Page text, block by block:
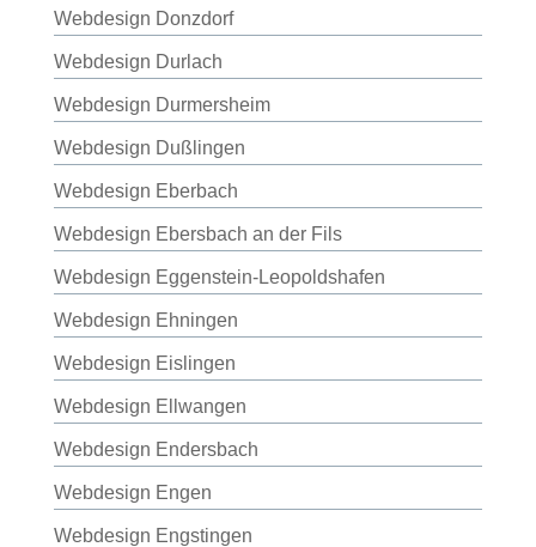
Webdesign Donzdorf
Webdesign Durlach
Webdesign Durmersheim
Webdesign Dußlingen
Webdesign Eberbach
Webdesign Ebersbach an der Fils
Webdesign Eggenstein-Leopoldshafen
Webdesign Ehningen
Webdesign Eislingen
Webdesign Ellwangen
Webdesign Endersbach
Webdesign Engen
Webdesign Engstingen